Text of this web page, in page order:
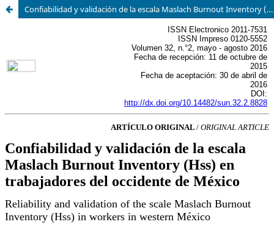
Confiabilidad y validación de la escala Maslach Burnout Inventory (HSS) en trabajadores del occidente del país México